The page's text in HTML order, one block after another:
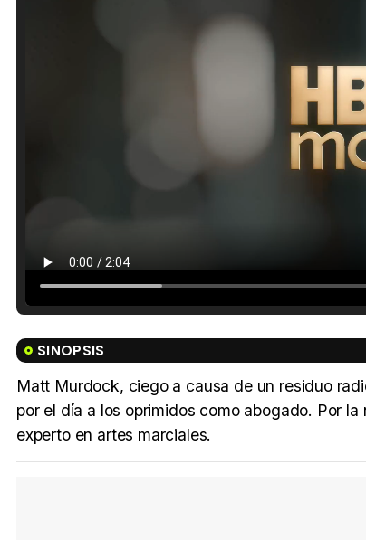
SINOPSIS
Matt Murdock, ciego a causa de un residuo
por el día a los oprimidos como abogado. Por
experto en artes marciales.